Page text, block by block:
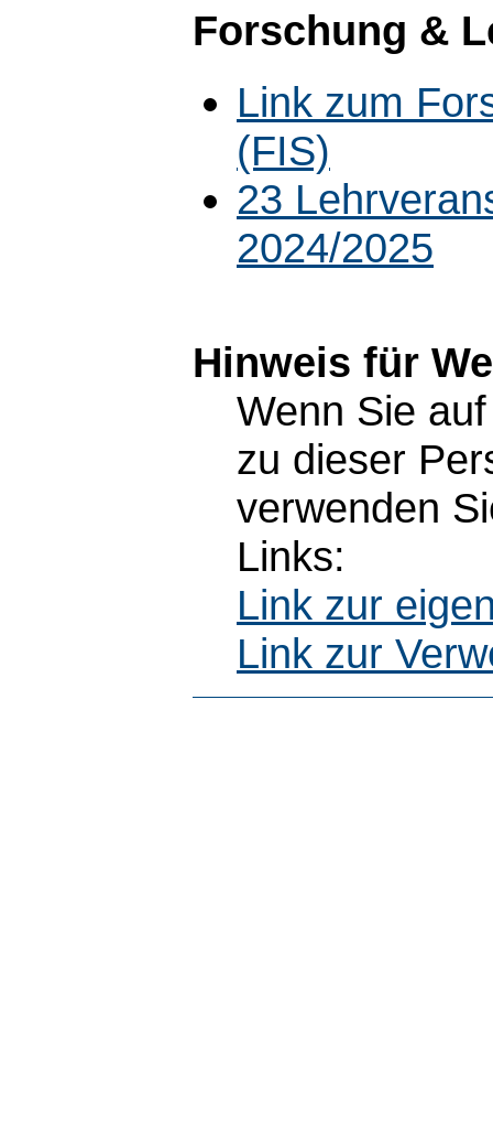
Forschung &
Link zum
(FIS)
23
2024/2025
Hinweis für
Wenn Sie
zu dieser
verwenden
Links:
Link zur
Link zur